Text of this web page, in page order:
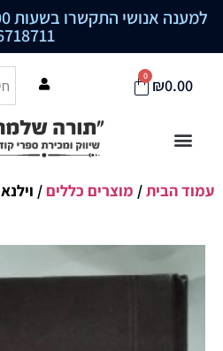
למענה אנושי התקשרו בשעות 09:00-19:00 לטלפון
₪0.00
0
עמוד הבית/ מוצרים כללים /